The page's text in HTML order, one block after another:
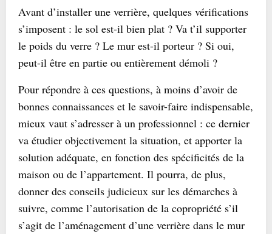
Avant d’installer une verrière, quelques vérifications
s’imposent : le sol est-il bien plat ? Va t’il supporter
le poids du verre ? Le mur est-il porteur ? Si oui,
peut-il être en partie ou entièrement démoli ?
Pour répondre à ces questions, à moins d’avoir de
bonnes connaissances et le savoir-faire indispensable,
mieux vaut s’adresser à un professionnel : ce dernier
va étudier objectivement la situation, et apporter la
solution adéquate, en fonction des spécificités de la
maison ou de l’appartement. Il pourra, de plus,
donner des conseils judicieux sur les démarches à
suivre, comme l’autorisation de la copropriété s’il
s’agit de l’aménagement d’une verrière dans le mur